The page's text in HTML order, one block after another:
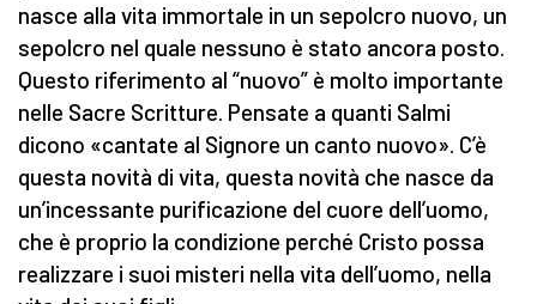
nasce alla vita immortale in un sepolcro nuovo, un
sepolcro nel quale nessuno è stato ancora posto.
Questo riferimento al “nuovo” è molto importante
nelle Sacre Scritture. Pensate a quanti Salmi
dicono «cantate al Signore un canto nuovo». C’è
questa novità di vita, questa novità che nasce da
un’incessante purificazione del cuore dell’uomo,
che è proprio la condizione perché Cristo possa
realizzare i suoi misteri nella vita dell’uomo, nella